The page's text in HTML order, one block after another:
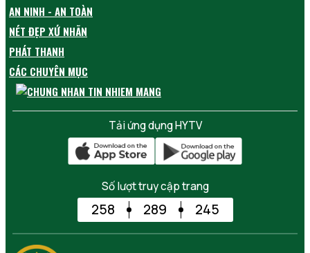
AN NINH - AN TOÀN
NÉT ĐẸP XỨ NHÃN
PHÁT THANH
CÁC CHUYÊN MỤC
Tải ứng dụng HYTV
Số lượt truy cập trang
258 289 245